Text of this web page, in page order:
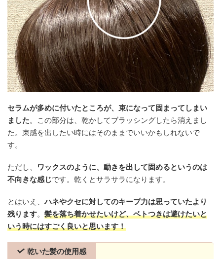
セラムが多めに付いたところが、束になって固まってしまい
ました。この部分は、乾かしてブラッシングしたら消えまし
た。束感を出したい時にはそのままでいいかもしれないで
す。
ただし、
ワックスのように、動きを出して固めるというのは
不向きな感じです。乾くとサラサラになります。
とはいえ、ハネやクセに対してのキープ力は思っていたより
残ります。 髪を落ち着かせたいけど、ベトつきは避けたいと
いう時にはすごく良いと思います！
乾いた髪の使用感